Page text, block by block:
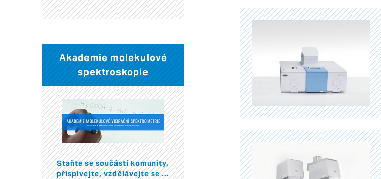
Akademie molekulové
spektroskopie
Staňte se součástí komunity,
přispívejte, vzdělávejte se ...